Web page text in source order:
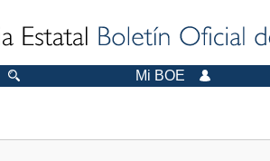
Mi BOE